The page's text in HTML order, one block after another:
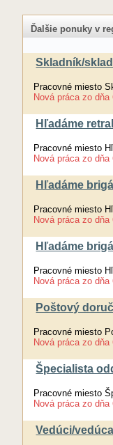
Ďalšie ponuky v
Skladník/
Pracovné miesto
Nová práca zo dňa
Hľadáme
Pracovné miesto
Nová práca zo dňa
Hľadáme
Pracovné miesto
Nová práca zo dňa
Hľadáme
Pracovné miesto
Nová práca zo dňa
Poštový
Pracovné miesto
Nová práca zo dňa
Špecialista
Pracovné miesto
Nová práca zo dňa
Vedúci/